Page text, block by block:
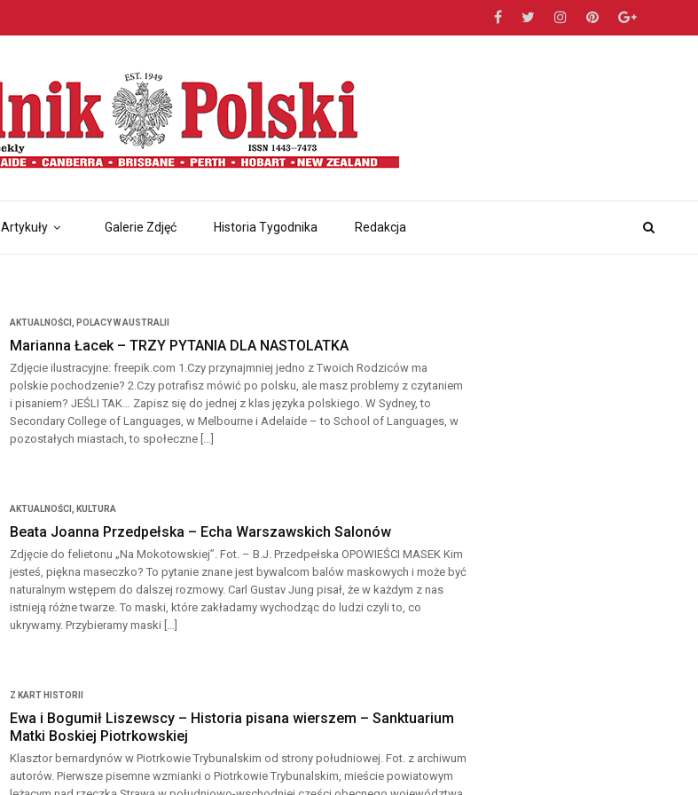
Artykuły Galerie Zdjęć Historia Tygodnika Redakcja
AKTUALNOŚCI POLACY W AUSTRALII
Marianna Łacek – TRZY PYTANIA DLA NASTOLATKA
Zdjęcie ilustracyjne: freepik.com 1.Czy przynajmniej jedno z Twoich Rodziców ma
polskie pochodzenie? 2.Czy potrafisz mówić po polsku, ale masz problemy z czytaniem
i pisaniem? JEŚLI TAK… Zapisz się do jednej z klas języka polskiego. W Sydney, to
Secondary College of Languages, w Melbourne i Adelaide – to School of Languages, w
pozostałych miastach, to społeczne […]
AKTUALNOŚCI KULTURA
Beata Joanna Przedpełska – Echa Warszawskich Salonów
Zdjęcie do felietonu „Na Mokotowskiej”. Fot. – B.J. Przedpełska OPOWIEŚCI MASEK Kim
jesteś, piękna maseczko? To pytanie znane jest bywalcom balów maskowych i może być
naturalnym wstępem do dalszej rozmowy. Carl Gustav Jung pisał, że w każdym z nas
istnieją różne twarze. To maski, które zakładamy wychodząc do ludzi czyli to, co
ukrywamy. Przybieramy maski […]
Z KART HISTORII
Ewa i Bogumił Liszewscy – Historia pisana wierszem – Sanktuarium
Matki Boskiej Piotrkowskiej
Klasztor bernardynów w Piotrkowie Trybunalskim od strony południowej. Fot. z archiwum
autorów. Pierwsze pisemne wzmianki o Piotrkowie Trybunalskim, mieście powiatowym